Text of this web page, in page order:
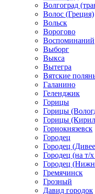
Волгоград
Волос (Греция)
Вольск
Ворогово
Воспоминаний
Выборг
Выкса
Вытегра
Вятские
Галанино
Геленджик
Горицы
Горицы
Горицы
Горнокнязевск
Городец
Городец
Городец (на
Городец
Гремячинск
Грозный
Давид городок